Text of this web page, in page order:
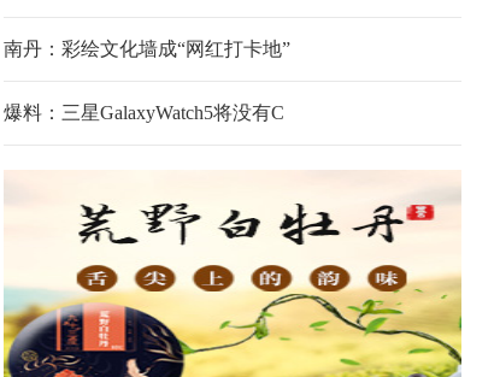
南丹：彩绘文化墙成“网红打卡地”
爆料：三星GalaxyWatch5将没有C